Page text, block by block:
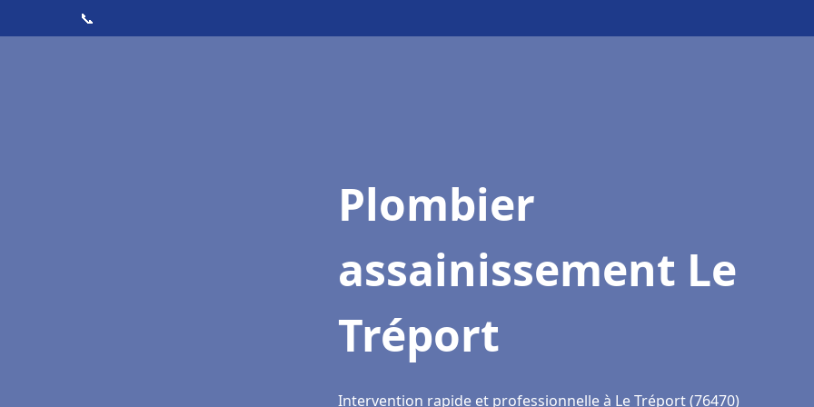
📞
Plombier
assainissement Le
Tréport
Intervention rapide et professionnelle à Le Tréport (76470)